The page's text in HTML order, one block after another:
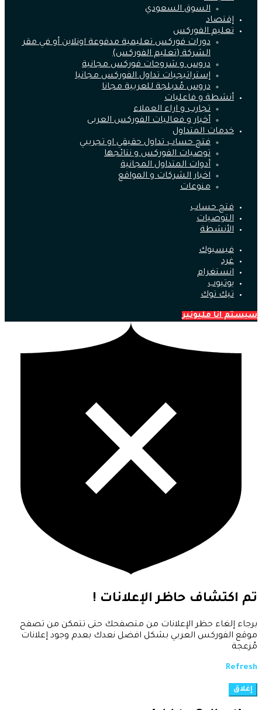
السوق السعودي
إقتصاد
تعليم الفوركس
دورات فوركس تعليمية مدفوعة اونلاين أو في مقر
الشركة (تعليم الفوركس)
دروس و شروحات فوركس مجانية
إستراتيجيات تداول الفوركس مجانيا
دروس مُدبلجة للعربية مجانا
أنشطة و فاعليات
تجارب و اراء العملاء
أخبار و فعاليات الفوركس العربى
خدمات المتداول
فتح حساب تداول حقيقي او تجريبي
توصيات الفوركس و نتائجها
أدوات المتداول المجانية
اخبار الشركات و المواقع
منوعات
فتح حساب
التوصيات
الأنشطة
فيسبوك
غرد
انستغرام
يوتيوب
تيك توك
سيستم انا مليونير
تم اكتشاف حاظر الإعلانات !
برجاء إلغاء حظر الإعلانات من متصفحك حتى تتمكن من تصفح
موقع الفوركس العربي بشكل افضل نعدك بعدم وجود إعلانات
مُزعجة
Refresh
إغلاق